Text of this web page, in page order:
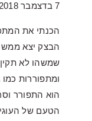
7 בדצמבר 2018 at 14:55
הכנתי את
הבצק יצא
שמשהו לא
ומתפוררות
הוא התפורר
הטעם של